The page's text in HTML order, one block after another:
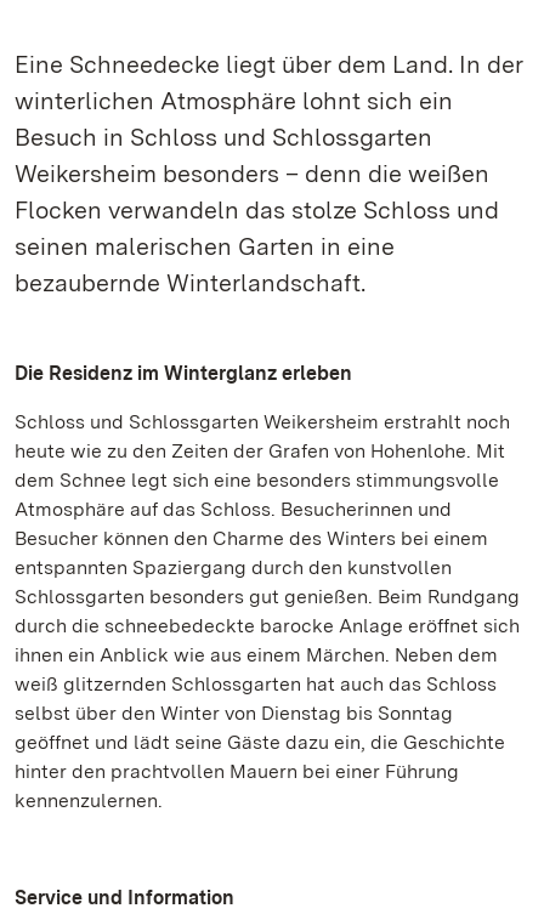
Eine Schneedecke liegt über dem Land. In der
winterlichen Atmosphäre lohnt sich ein
Besuch in Schloss und Schlossgarten
Weikersheim besonders – denn die weißen
Flocken verwandeln das stolze Schloss und
seinen malerischen Garten in eine
bezaubernde Winterlandschaft.
Die Residenz im Winterglanz erleben
Schloss und Schlossgarten Weikersheim erstrahlt noch
heute wie zu den Zeiten der Grafen von Hohenlohe. Mit
dem Schnee legt sich eine besonders stimmungsvolle
Atmosphäre auf das Schloss. Besucherinnen und
Besucher können den Charme des Winters bei einem
entspannten Spaziergang durch den kunstvollen
Schlossgarten besonders gut genießen. Beim Rundgang
durch die schneebedeckte barocke Anlage eröffnet sich
ihnen ein Anblick wie aus einem Märchen. Neben dem
weiß glitzernden Schlossgarten hat auch das Schloss
selbst über den Winter von Dienstag bis Sonntag
geöffnet und lädt seine Gäste dazu ein, die Geschichte
hinter den prachtvollen Mauern bei einer Führung
kennenzulernen.
Service und Information